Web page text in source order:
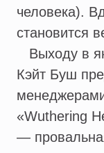
человека).
становится
Выходу в
Кэйт Буш
«Wuthering
—